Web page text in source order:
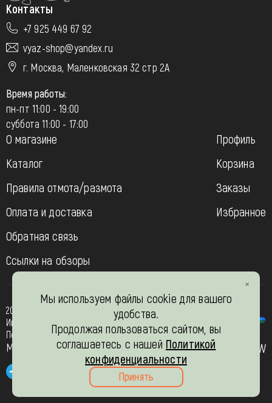
Контакты
+7 925 449 67 92
vyaz-shop@yandex.ru
г. Москва, Маленковская 32 стр 2А
Время работы:
пн-пт 11:00 - 19:00
суббота 11:00 - 17:00
О магазине
Каталог
Правила отмота/размота
Оплата и доставка
Обратная связь
Ссылки на обзоры
Профиль
Корзина
Заказы
Избранное
2013-2026
Интернет- магазин “Вязь-шоп”
Политика конфиденциальности
Мы в соц. сетях JW
Мы используем файлы cookie для вашего
удобства.
Продолжая пользоваться сайтом, вы
соглашаетесь с нашей Политикой
конфиденциальности
Принять